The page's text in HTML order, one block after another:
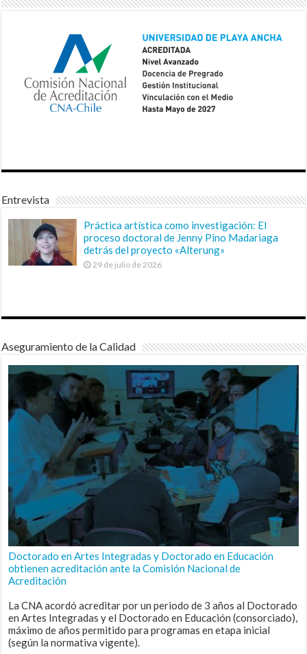
Entrevista
Práctica artística como investigación: El
proceso doctoral de Jenny Pino Madariaga
detrás del proyecto «Alterung»
29 de julio de 2026
Aseguramiento de la Calidad
Doctorado en Artes Integradas y Doctorado en Educación
obtienen acreditación ante la Comisión Nacional de
Acreditación
La CNA acordó acreditar por un periodo de 3 años al Doctorado
en Artes Integradas y el Doctorado en Educación (consorciado),
máximo de años permitido para programas en etapa inicial
(según la normativa vigente).